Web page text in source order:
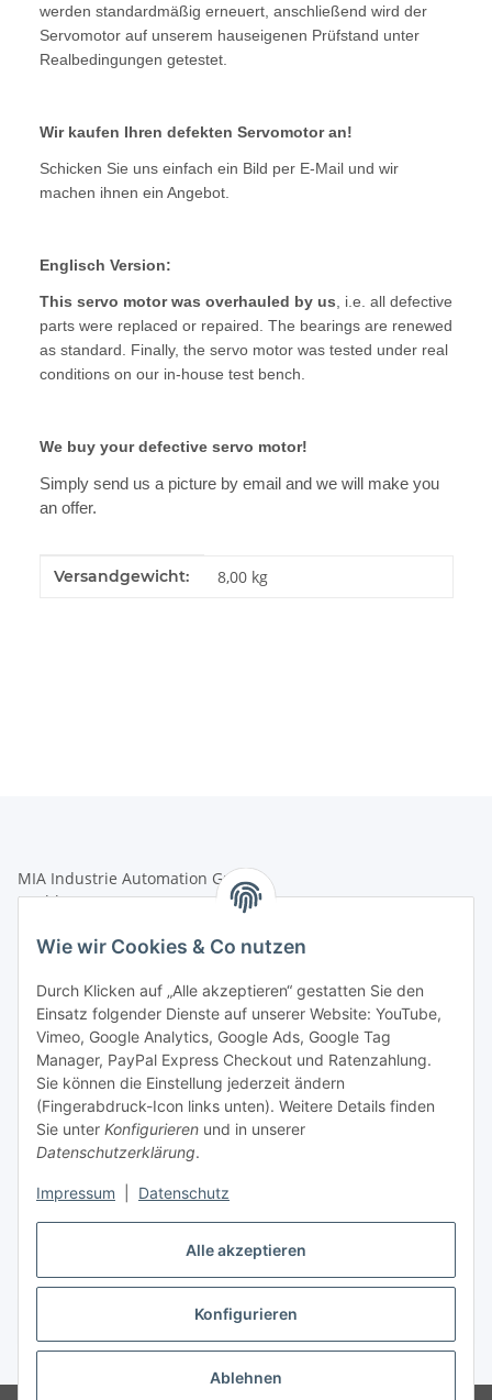
Alle akzeptieren
Konfigurieren
Ablehnen
Wie wir Cookies & Co nutzen
Durch Klicken auf „Alle akzeptieren“ gestatten Sie den
Einsatz folgender Dienste auf unserer Website: YouTube,
Vimeo, Google Analytics, Google Ads, Google Tag
Manager, PayPal Express Checkout und Ratenzahlung.
Sie können die Einstellung jederzeit ändern
(Fingerabdruck-Icon links unten). Weitere Details finden
Sie unter Konfigurieren und in unserer
Datenschutzerklärung.
Impressum Datenschutz
werden standardmäßig erneuert, anschließend wird der
Servomotor auf unserem hauseigenen Prüfstand unter
Realbedingungen getestet.
Wir kaufen Ihren defekten Servomotor an!
Schicken Sie uns einfach ein Bild per E-Mail und wir
machen ihnen ein Angebot.
Englisch Version:
This servo motor was overhauled by us , i.e. all defective
parts were replaced or repaired. The bearings are renewed
as standard. Finally, the servo motor was tested under real
conditions on our in-house test bench.
We buy your defective servo motor!
Simply send us a picture by email and we will make you
an offer.
Produkteigenschaft
Wert
Versandgewicht: 8,00 kg
MIA Industrie Automation GmbH
Hochkampstr. 68a
Fax: +49 (0)209 58904572
shop@mia-automation.de
Gesetzliche Informationen
Informationen
Vertrag widerrufen
* Alle Preise zzgl. gesetzlicher USt., zzgl.Versand